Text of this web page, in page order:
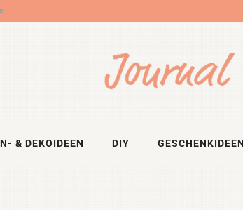
& DEKOIDEEN DIY GESCHENKIDEEN